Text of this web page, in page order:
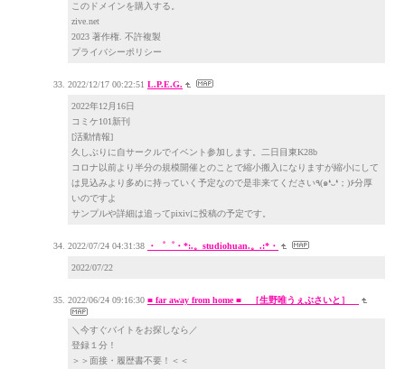
このドメインを購入する。
zive.net
2023 著作権. 不許複製
プライバシーポリシー
2022/12/17 00:22:51 L.P.E.G.
2022年12月16日
コミケ101新刊
[活動情報]
久しぶりに自サークルでイベント参加します。二日目東K28b
コロナ以前より半分の規模開催とのことで縮小搬入になりますが縮小にして
は見込みより多めに持っていく予定なので是非来てください٩(๑❛ᴗ❛；)۶分厚
いのですよ
サンプルや詳細は追ってpixivに投稿の予定です。
2022/07/24 04:31:38 ・゜゜・*:.。studiohuan.。.:*・
2022/07/22
2022/06/24 09:16:30 ■ far away from home ■ ［生野唯うぇぶさいと］
＼今すぐバイトをお探しなら／
登録１分！
＞＞面接・履歴書不要！＜＜